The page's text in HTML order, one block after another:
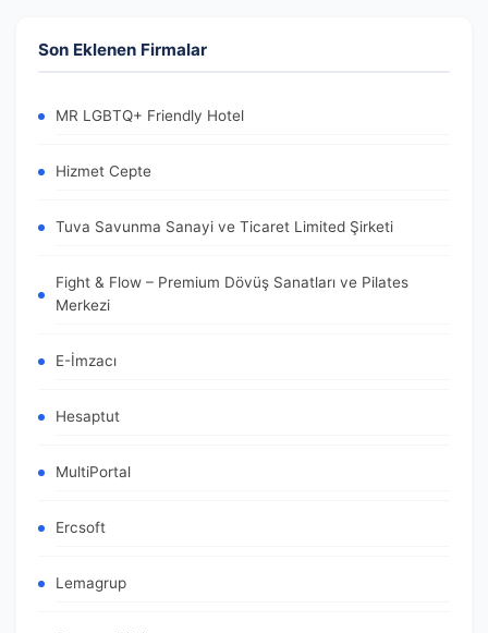
Son Eklenen Firmalar
MR LGBTQ+ Friendly Hotel
Hizmet Cepte
Tuva Savunma Sanayi ve Ticaret Limited Şirketi
Fight & Flow – Premium Dövüş Sanatları ve Pilates
Merkezi
E-İmzacı
Hesaptut
MultiPortal
Ercsoft
Lemagrup